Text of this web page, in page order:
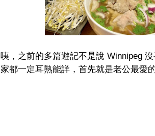
咦，之前的多篇遊記不是說 Winnipeg
家都一定耳熟能詳，首先就是老公最愛